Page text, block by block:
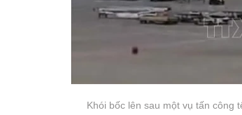
Khói bốc lên sau một vụ tấn công